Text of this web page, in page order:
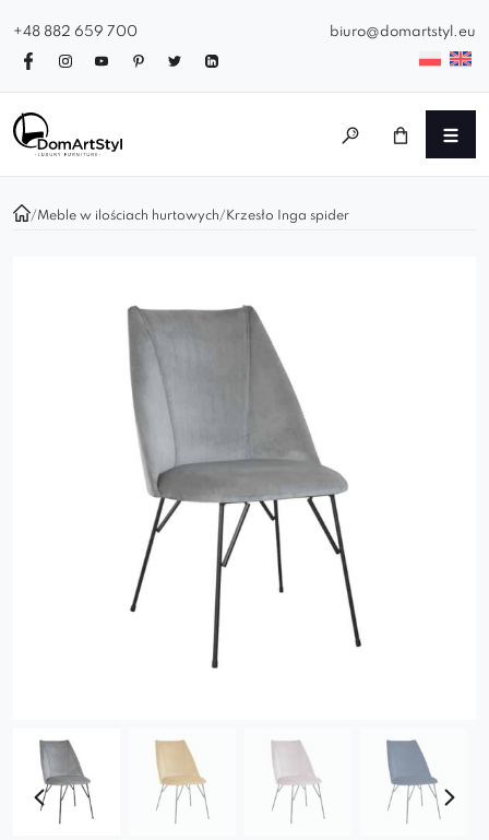
+48 882 659 700 biuro@domartstyl.eu
/Meble w ilościach hurtowych/ Krzesło Inga spider